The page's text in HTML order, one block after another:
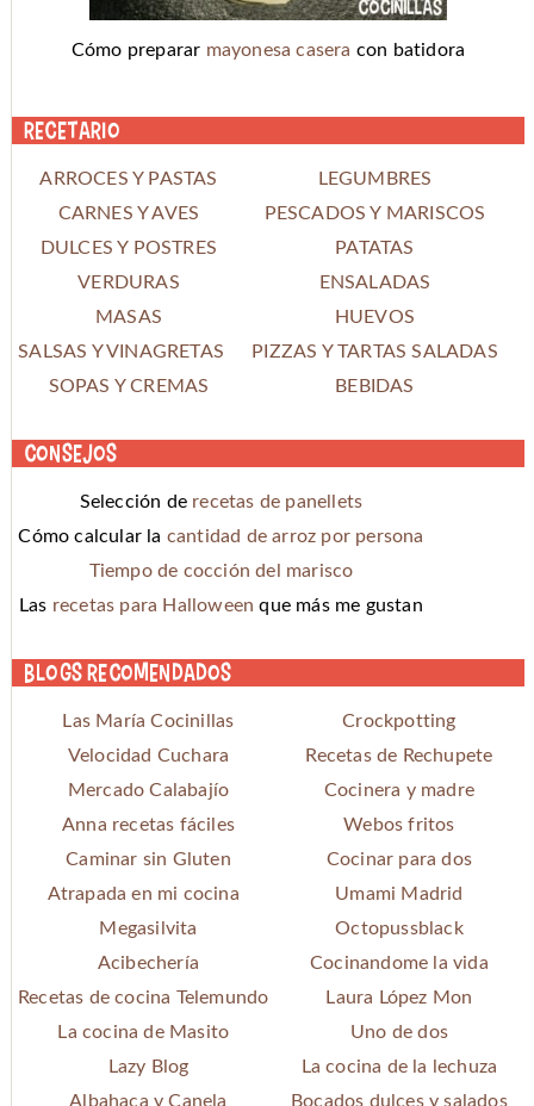
Cómo preparar mayonesa casera con batidora
Recetario
ARROCES Y PASTAS
LEGUMBRES
CARNES Y AVES
PESCADOS Y MARISCOS
DULCES Y POSTRES
PATATAS
VERDURAS
ENSALADAS
MASAS
HUEVOS
SALSAS Y VINAGRETAS
PIZZAS Y TARTAS SALADAS
SOPAS Y CREMAS
BEBIDAS
Consejos
Selección de recetas de panellets
Cómo calcular la cantidad de arroz por persona
Tiempo de cocción del marisco
Las recetas para Halloween que más me gustan
Blogs recomendados
Las María Cocinillas
Crockpotting
Velocidad Cuchara
Recetas de Rechupete
Mercado Calabajío
Cocinera y madre
Anna recetas fáciles
Webos fritos
Caminar sin Gluten
Cocinar para dos
Atrapada en mi cocina
Umami Madrid
Megasilvita
Octopussblack
Acibechería
Cocinandome la vida
Recetas de cocina Telemundo
Laura López Mon
La cocina de Masito
Uno de dos
Lazy Blog
La cocina de la lechuza
Albahaca y Canela
Bocados dulces y salados